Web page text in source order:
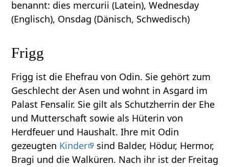
benannt: dies mercurii (Latein), Wednesday
(Englisch), Onsdag (Dänisch, Schwedisch)
Frigg
Frigg ist die Ehefrau von Odin. Sie gehört zum
Geschlecht der Asen und wohnt in Asgard im
Palast Fensalir. Sie gilt als Schutzherrin der Ehe
und Mutterschaft sowie als Hüterin von
Herdfeuer und Haushalt. Ihre mit Odin
gezeugten Kinder
sind Balder, Hödur, Hermor,
Bragi und die Walküren. Nach ihr ist der Freitag